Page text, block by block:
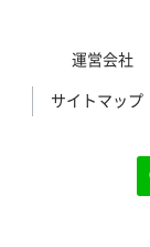
運営会社
サイトマップ